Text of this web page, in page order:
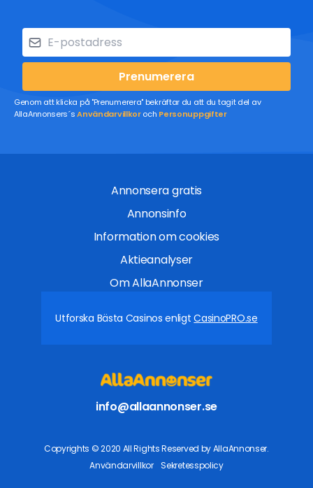
Prenumerera
Genom att klicka på "Prenumerera" bekräftar du att du tagit del av
AllaAnnonsers´sAnvändarvillkoroch Personuppgifter
Annonsera gratis
Annonsinfo
Information om cookies
Aktieanalyser
Om AllaAnnonser
Utforska Bästa Casinos enligtCasinoPRO.se
info@allaannonser.se
Copyrights © 2020 All Rights Reserved by AllaAnnonser.
Användarvillkor
Sekretesspolicy